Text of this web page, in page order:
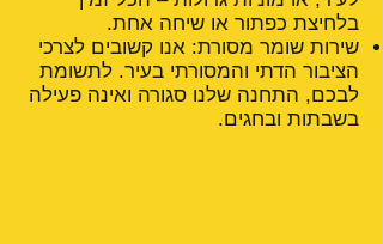
בלחיצת כפתור או שיחה אחת.
שירות שומר מסורת: אנו קשובים לצרכי
הציבור הדתי והמסורתי בעיר. לתשומת
לבכם, התחנה שלנו סגורה ואינה פעילה
בשבתות ובחגים.